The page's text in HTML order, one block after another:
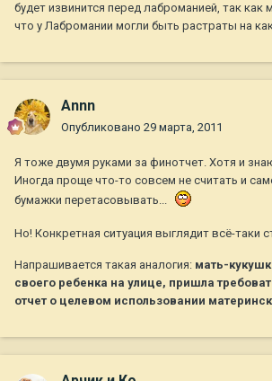
будет извинится перед лаброманией, так как
что у Лабромании могли быть растраты на
Annn
Опубликовано 29 марта, 2011
Я тоже двумя руками за финотчет. Хотя и
Иногда проще что-то совсем не считать и
бумажки перетасовывать...
Но! Конкретная ситуация выглядит всё-таки
Напрашивается такая аналогия: мать-
своего ребенка на улице, пришла
отчет о целевом использовании